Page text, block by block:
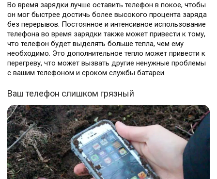
Во время зарядки лучше оставить телефон в покое, чтобы
он мог быстрее достичь более высокого процента заряда
без перерывов. Постоянное и интенсивное использование
телефона во время зарядки также может привести к тому,
что телефон будет выделять больше тепла, чем ему
необходимо. Это дополнительное тепло может привести к
перегреву, что может вызвать другие ненужные проблемы
с вашим телефоном и сроком службы батареи.
Ваш телефон слишком грязный